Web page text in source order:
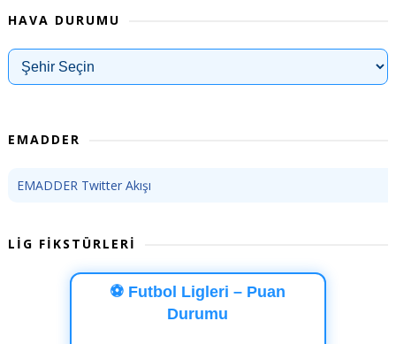
HAVA DURUMU
EMADDER
EMADDER Twitter Akışı
LİG FİKSTÜRLERİ
⚽ Futbol Ligleri – Puan
Durumu